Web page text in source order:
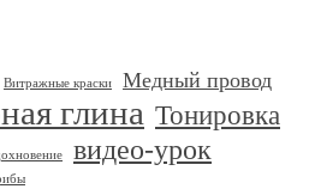
Витражные краски Медный провод
глина Тонировка
видео-урок